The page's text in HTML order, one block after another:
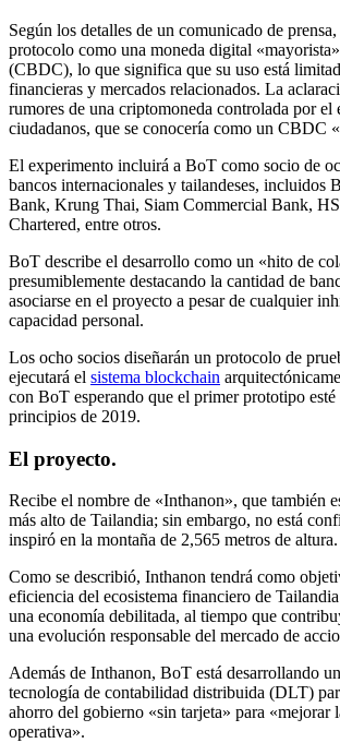
Según los detalles de un comunicado de
protocolo como una moneda digital
(CBDC), lo que significa que su uso está
financieras y mercados relacionados. La
rumores de una criptomoneda controlada por el
ciudadanos, que se conocería como un CBDC
El experimento incluirá a BoT como socio de
bancos internacionales y tailandeses, incluidos
Bank, Krung Thai, Siam Commercial Bank,
Chartered, entre otros.
BoT describe el desarrollo como un «hito de
presumiblemente destacando la cantidad de
asociarse en el proyecto a pesar de cualquier
capacidad personal.
Los ocho socios diseñarán un protocolo de
ejecutará el sistema blockchain
con BoT esperando que el primer prototipo esté
principios de 2019.
El proyecto.
Recibe el nombre de «Inthanon», que también
más alto de Tailandia; sin embargo, no está
inspiró en la montaña de 2,565 metros de altura.
Como se describió, Inthanon tendrá como
eficiencia del ecosistema financiero de
una economía debilitada, al tiempo que
una evolución responsable del mercado de
Además de Inthanon, BoT está desarrollando
tecnología de contabilidad distribuida (DLT)
ahorro del gobierno «sin tarjeta» para «mejorar
operativa».